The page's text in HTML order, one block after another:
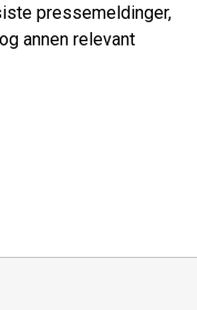
pressemeldinger,
annen relevant